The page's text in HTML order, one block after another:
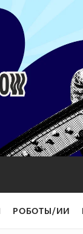
РОБОТЫ/ИИ